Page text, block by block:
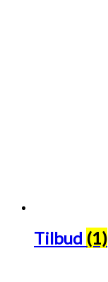
Tilbud (1)